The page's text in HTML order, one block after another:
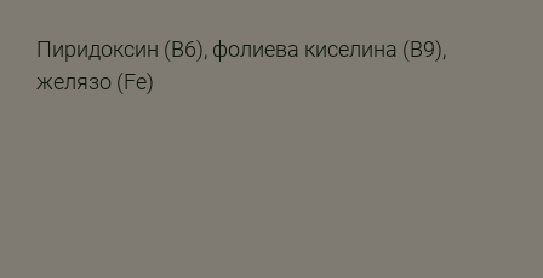
Пиридоксин (B6), фолиева киселина (B9),
желязо (Fe)